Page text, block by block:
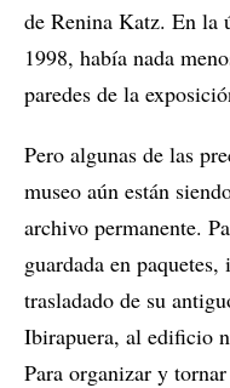
de Renina Katz. En la
1998, había nada
paredes de la
Pero algunas de las
museo aún están
archivo permanente.
guardada en
trasladado de su
Ibirapuera, al edificio
Para organizar y